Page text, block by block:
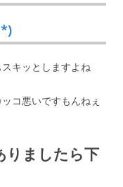
キッとしますよね
コ悪いですもんねぇ
りましたら下